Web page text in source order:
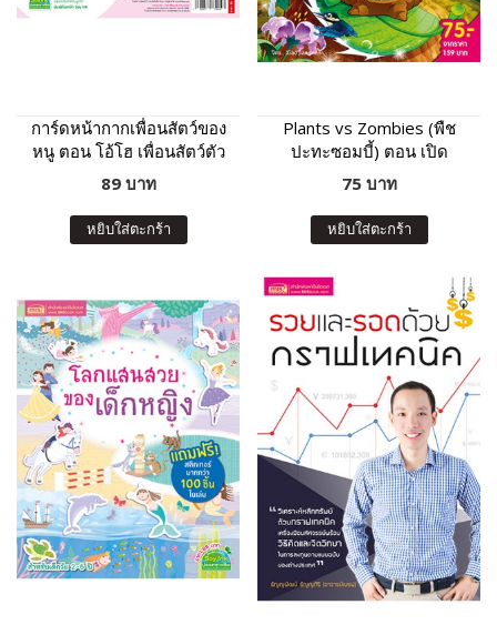
การ์ดหน้ากากเพื่อนสัตว์ของ
หนู ตอน โอ้โฮ เพื่อนสัตว์ตัว
โต๊โต
89 บาท
หยิบใส่ตะกร้า
Plants vs Zombies (พืช
ปะทะซอมบี้) ตอน เปิด
อาณาจักรพืชพรรณ และ
เหล่านกเจ้าเวหา
75 บาท
หยิบใส่ตะกร้า